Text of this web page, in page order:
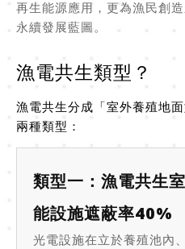
再生能源應用，更為漁民創
永續發展藍圖。
漁電共生類型？
漁電共生分成「室外養殖地
兩種類型：
類型一：漁電共生
能設施遮蔽率40%
光電設施在立於養殖池內